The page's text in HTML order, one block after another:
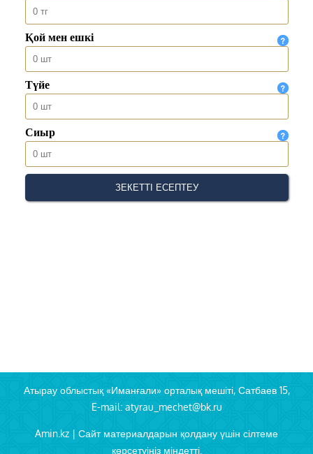
Атырау облыстық «Иманғали» орталық мешіті, Сатбаев 15,
E-mail: atyrau_mechet@bk.ru
Amin.kz | Сайт материалдарын қолдану үшін сілтеме
көрсетуіңіз міндетті.